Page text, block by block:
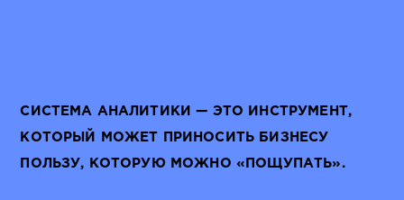
СИСТЕМА АНАЛИТИКИ — ЭТО ИНСТРУМЕНТ,
КОТОРЫЙ МОЖЕТ ПРИНОСИТЬ БИЗНЕСУ
ПОЛЬЗУ, КОТОРУЮ МОЖНО «ПОЩУПАТЬ».